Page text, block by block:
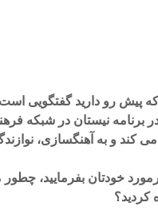
پیش رو دارید گفتگویی است
برنامه نیستان در شبکه
کند و به آهنگسازی،
خودتان بفرمایید،
کردید؟